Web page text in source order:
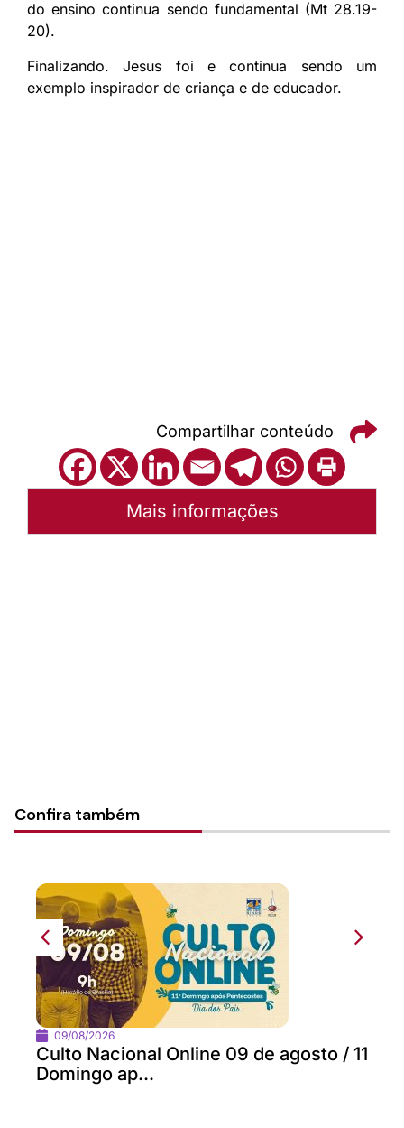
do ensino continua sendo fundamental (Mt 28.19-
20).
Finalizando. Jesus foi e continua sendo um
exemplo inspirador de criança e de educador.
Compartilhar conteúdo
Mais informações
Confira também
09/08/2026
Culto Nacional Online 09 de agosto / 11
Domingo ap...